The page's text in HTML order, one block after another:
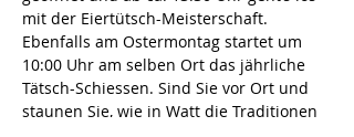
mit der Eiertütsch-Meisterschaft.
Ebenfalls am Ostermontag startet um
10:00 Uhr am selben Ort das jährliche
Tätsch-Schiessen. Sind Sie vor Ort und
staunen Sie, wie in Watt die Traditionen